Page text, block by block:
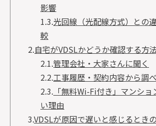
影響
1.3.光回線（光配線方式）との
較
2.自宅がVDSLかどうか確認する方
2.1.管理会社・大家さんに聞く
2.2.工事履歴・契約内容から調
2.3. 「無料Wi-Fi付き」マンショ
い理由
3.VDSLが原因で遅いと感じるとき